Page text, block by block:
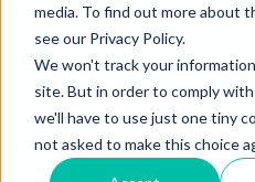
media. To find out more about
see our Privacy Policy.
We won't track your
site. But in order to comply
we'll have to use just one tiny
not asked to make this choice
Wie können
helfen?